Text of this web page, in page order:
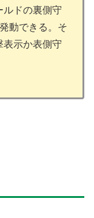
ルドの裏側守
動できる。そ
表示か表側守